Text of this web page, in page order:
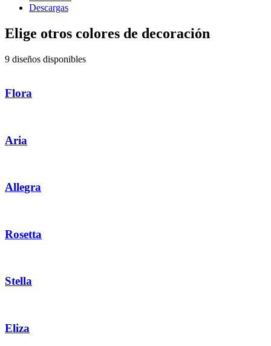
Descargas
Elige otros colores de decoración
9 diseños disponibles
Flora
Aria
Allegra
Rosetta
Stella
Eliza